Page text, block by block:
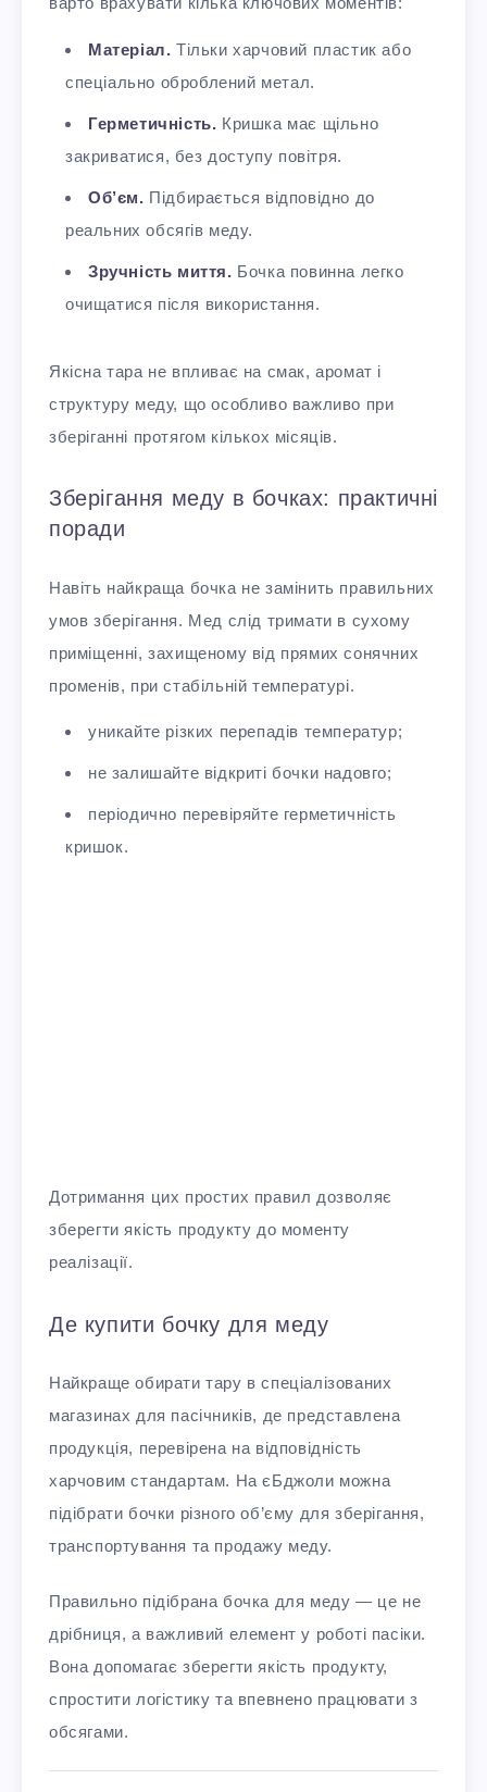
Матеріал. Тільки харчовий пластик або
спеціально оброблений метал.
Герметичність. Кришка має щільно
закриватися, без доступу повітря.
Об’єм. Підбирається відповідно до
реальних обсягів меду.
Зручність миття. Бочка повинна легко
очищатися після використання.
Якісна тара не впливає на смак, аромат і
структуру меду, що особливо важливо при
зберіганні протягом кількох місяців.
Зберігання меду в бочках: практичні
поради
Навіть найкраща бочка не замінить правильних
умов зберігання. Мед слід тримати в сухому
приміщенні, захищеному від прямих сонячних
променів, при стабільній температурі.
уникайте різких перепадів температур;
не залишайте відкриті бочки надовго;
періодично перевіряйте герметичність
кришок.
Дотримання цих простих правил дозволяє
зберегти якість продукту до моменту
реалізації.
Де купити бочку для меду
Найкраще обирати тару в спеціалізованих
магазинах для пасічників, де представлена
продукція, перевірена на відповідність
харчовим стандартам. На єБджоли можна
підібрати бочки різного об’єму для зберігання,
транспортування та продажу меду.
Правильно підібрана бочка для меду — це не
дрібниця, а важливий елемент у роботі пасіки.
Вона допомагає зберегти якість продукту,
спростити логістику та впевнено працювати з
обсягами.